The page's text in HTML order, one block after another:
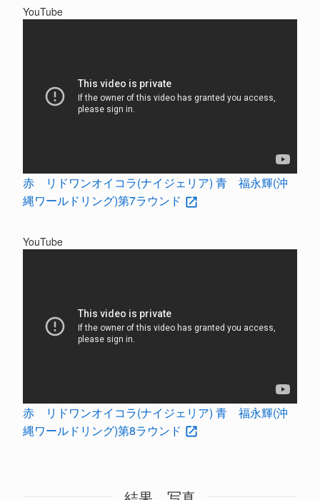
YouTube
赤 リドワンオイコラ(ナイジェリア) 青 福永輝(沖
縄ワールドリング)第7ラウンド
YouTube
赤 リドワンオイコラ(ナイジェリア) 青 福永輝(沖
縄ワールドリング)第8ラウンド